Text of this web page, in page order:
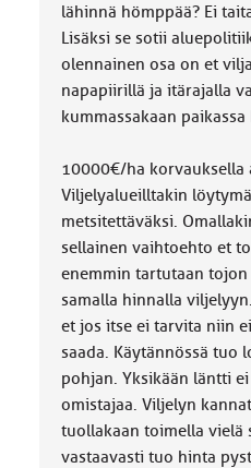
lähinnä hömppää? Ei
Lisäksi se sotii
olennainen osa on et
napapiirillä ja itärajalla
kummassakaan
10000€/ha korvauksella
Viljelyalueilltakin
metsitettäväksi.
sellainen vaihtoehto et
enemmin tartutaan
samalla hinnalla
et jos itse ei tarvita niin
saada. Käytännössä tuo
pohjan. Yksikään läntti
omistajaa. Viljelyn
tuollakaan toimella vielä
vastaavasti tuo hinta